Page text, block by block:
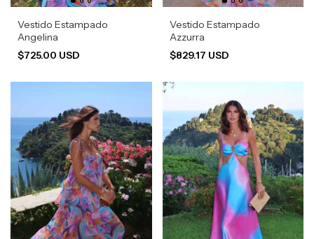
Vestido Estampado
Angelina
$725.00 USD
Vestido Estampado
Azzurra
$829.17 USD